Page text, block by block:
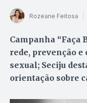
Rozeane Feitosa
Campanha “Faça
rede, prevenção
sexual; Seciju
orientação sobre